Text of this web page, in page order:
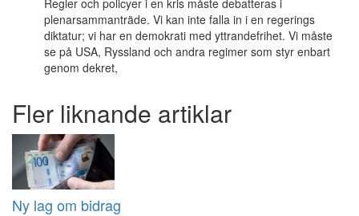
plenarsammanträde. Vi kan inte falla in i en regerings
diktatur; vi har en demokrati med yttrandefrihet. Vi måste
se på USA, Ryssland och andra regimer som styr enbart
genom dekret,
Fler liknande artiklar
Ny lag om bidrag